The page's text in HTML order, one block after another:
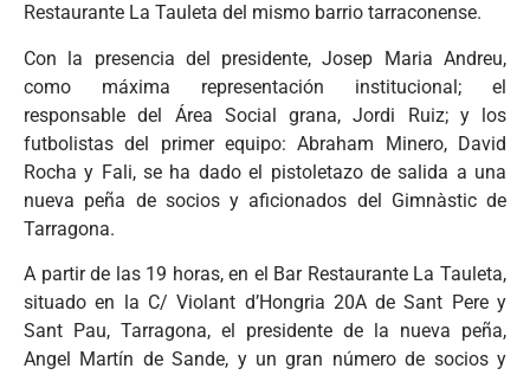
Restaurante La Tauleta del mismo barrio tarraconense.
Con la presencia del presidente, Josep Maria Andreu,
como máxima representación institucional; el
responsable del Área Social grana, Jordi Ruiz; y los
futbolistas del primer equipo: Abraham Minero, David
Rocha y Fali, se ha dado el pistoletazo de salida a una
nueva peña de socios y aficionados del Gimnàstic de
Tarragona.
A partir de las 19 horas, en el Bar Restaurante La Tauleta,
situado en la C/ Violant d’Hongria 20A de Sant Pere y
Sant Pau, Tarragona, el presidente de la nueva peña,
Angel Martín de Sande, y un gran número de socios y